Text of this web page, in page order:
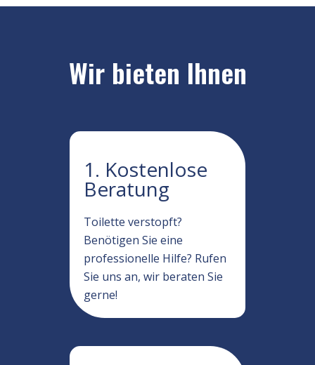
Wir bieten Ihnen
1. Kostenlose
Beratung
Toilette verstopft?
Benötigen Sie eine
professionelle Hilfe? Rufen
Sie uns an, wir beraten Sie
gerne!